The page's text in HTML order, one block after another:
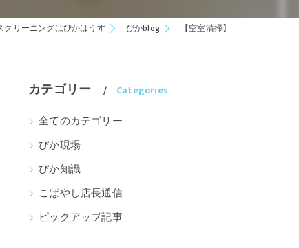
クリーニングはぴかはうす ぴかblog 【空室清掃】
カテゴリー Categories
全てのカテゴリー
ぴか現場
ぴか知識
こばやし店長通信
ピックアップ記事